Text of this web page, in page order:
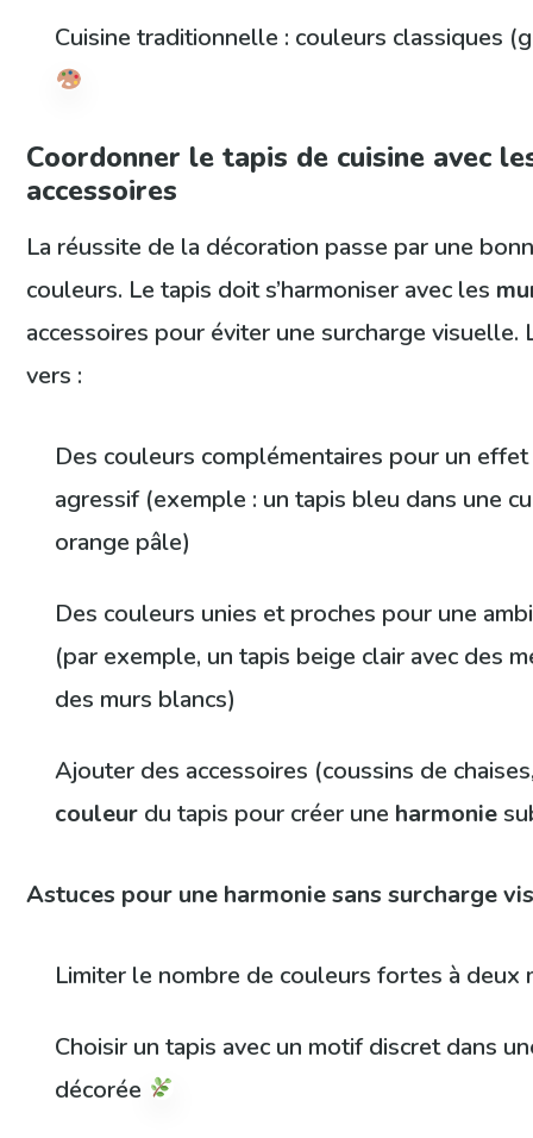
Cuisine traditionnelle : couleurs classiques
Coordonner le tapis de cuisine avec
accessoires
La réussite de la décoration passe par une
couleurs. Le tapis doit s’harmoniser avec les
accessoires pour éviter une surcharge visuelle.
vers :
Des couleurs complémentaires pour un
agressif (exemple : un tapis bleu dans une
orange pâle)
Des couleurs unies et proches pour une
(par exemple, un tapis beige clair avec des
des murs blancs)
Ajouter des accessoires (coussins de
couleur du tapis pour créer une harmonie
Astuces pour une harmonie sans surcharge
Limiter le nombre de couleurs fortes à deux
Choisir un tapis avec un motif discret dans
décorée